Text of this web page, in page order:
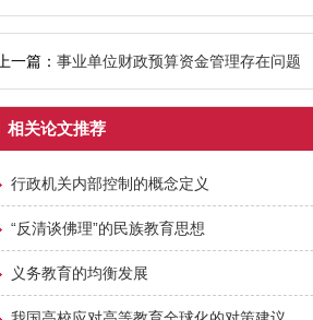
上一篇： 事业单位财政预算资金管理存在问题
相关论文推荐
行政机关内部控制的概念定义
“反清谈佛理”的民族教育思想
义务教育的均衡发展